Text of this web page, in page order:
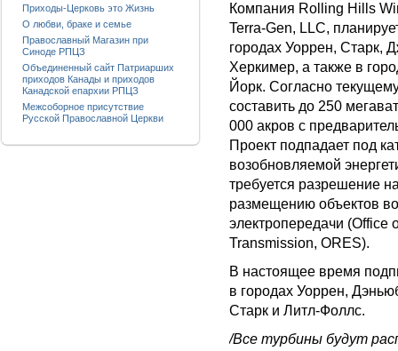
Компания Rolling Hills
Terra-Gen, LLC,
городах Уоррен, Старк,
Херкимер, а также в
Йорк. Согласно
составить до 250
000 акров с
Проект подпадает под
возобновляемой
требуется разрешение
размещению объектов
электропередачи
Transmission, ORES).
В настоящее время
в городах Уоррен,
Старк и Литл-Фоллс.
/Все турбины будут
Приходы-Церковь это Жизнь
О любви, браке и семье
Православный Магазин при
Синоде РПЦЗ
Объединенный сайт Патриарших
приходов Канады и приходов
Канадской епархии РПЦЗ
Межсоборное присутствие
Русской Православной Церкви